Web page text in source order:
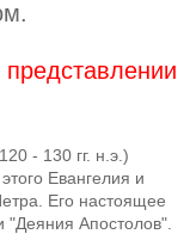
- 130 гг. н.э.)
Евангелия и
Его настоящее
Апостолов".